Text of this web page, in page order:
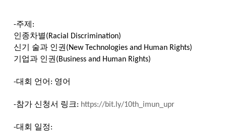
-주제 :
인종차별(Racial Discrimination)
신기 술과 인권 (New Technologies and Human Rights)
기업과 인권 (Business and Human Rights)
-대회 언어 : 영어
-참가 신청서 링크: https://bit.ly/10th_imun_upr
-대회 일정: